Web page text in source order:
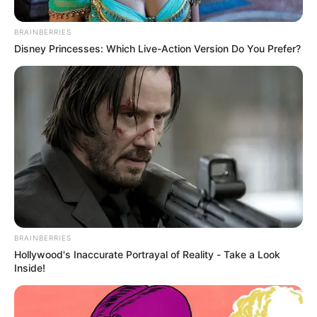
Archivo
Por:Natalia Espitia Salazar
Diciembre 9, 2023
BRAINBERRIES
Disney Princesses: Which Live-Action Version Do You Prefer?
BRAINBERRIES
Hollywood's Inaccurate Portrayal of Reality - Take a Look
Inside!